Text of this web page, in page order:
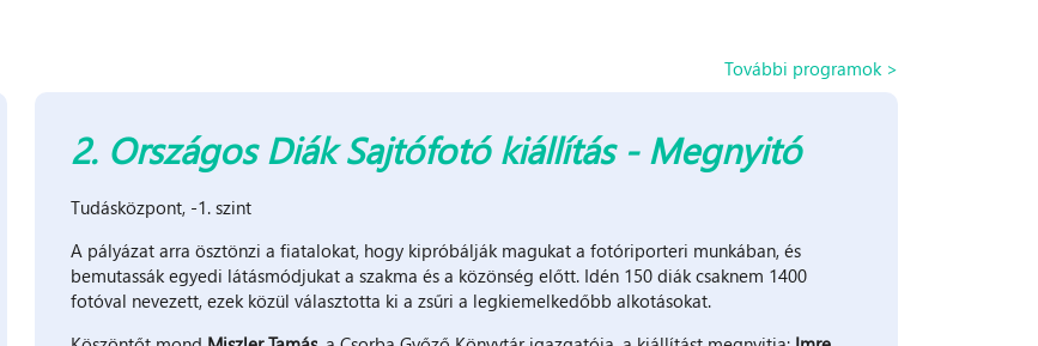
További programok >
2. Országos Diák Sajtófotó kiállítás - Megnyitó
Tudásközpont, -1. szint
A pályázat arra ösztönzi a fiatalokat, hogy kipróbálják magukat a fotóriporteri munkában, és
bemutassák egyedi látásmódjukat a szakma és a közönség előtt. Idén 150 diák csaknem 1400
fotóval nevezett, ezek közül választotta ki a zsűri a legkiemelkedőbb alkotásokat.